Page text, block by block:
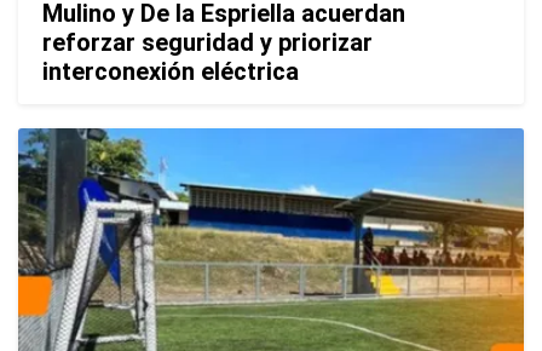
Mulino y De la Espriella acuerdan
reforzar seguridad y priorizar
interconexión eléctrica